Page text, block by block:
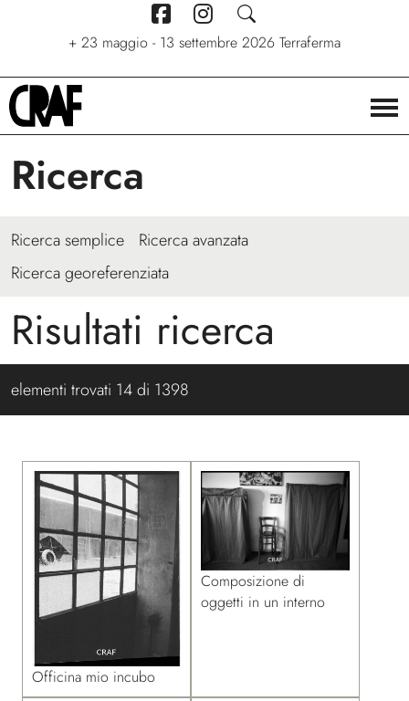
7 giugno - 6 settembre 2026 Stelle. Ritratti nel cinema di
+ 23 maggio - 13 settembre 2026 Terraferma
+ 24/04/2026 - 27/09/2026 Via per le strade
Ricerca
Ricerca semplice
Ricerca avanzata
Ricerca georeferenziata
Risultati ricerca
elementi trovati 14di 1398
Officina mio incubo
Composizione di
oggetti in un interno